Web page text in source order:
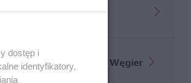
Więcej informacji o GP Węgier
dostęp i
identyfikatory,